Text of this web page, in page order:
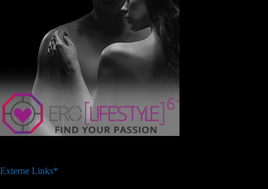
Externe Links*